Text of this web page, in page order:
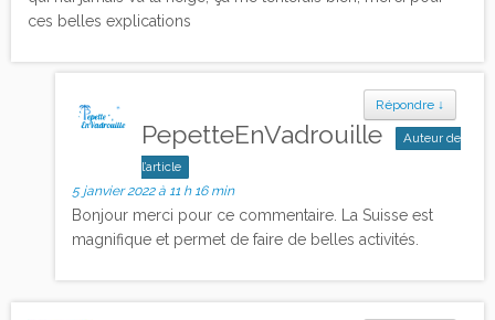
ces belles explications
Répondre ↓
PepetteEnVadrouille
Auteur de
l’article
5 janvier 2022 à 11 h 16 min
Bonjour merci pour ce commentaire. La Suisse est
magnifique et permet de faire de belles activités.